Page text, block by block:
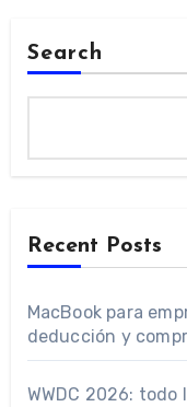
Search
Recent Posts
MacBook para
deducción y
WWDC 2026: